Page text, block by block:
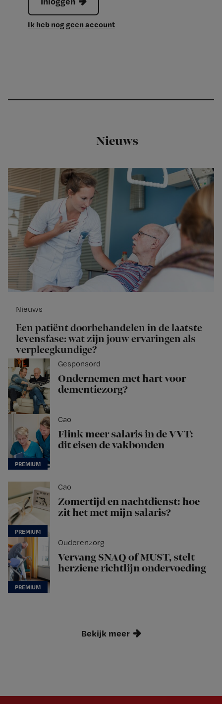
Ik heb nog geen account
Nieuws
Nieuws
Een patiënt doorbehandelen in de laatste
levensfase: wat zijn jouw ervaringen als
verpleegkundige?
Gesponsord
Ondernemen met hart voor
dementiezorg?
Cao
Flink meer salaris in de VVT:
dit eisen de vakbonden
Cao
Zomertijd en nachtdienst: hoe
zit het met mijn salaris?
Ouderenzorg
Vervang SNAQ of MUST, stelt
herziene richtlijn ondervoeding
Bekijk meer